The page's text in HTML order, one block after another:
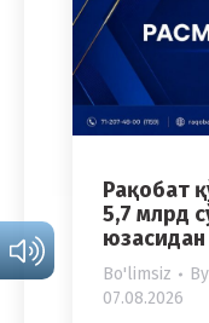
Рақобат
5,7 млрд
Bo'limsiz By
07.08.2026